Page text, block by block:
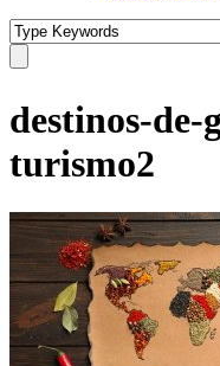
destinos-
turismo2